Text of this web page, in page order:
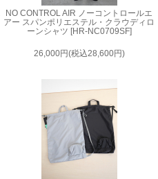
NO CONTROL AIR ノーコントロールエ
アー スパンポリエステル・クラウディロ
ーンシャツ [HR-NC0709SF]
26,000円(税込28,600円)